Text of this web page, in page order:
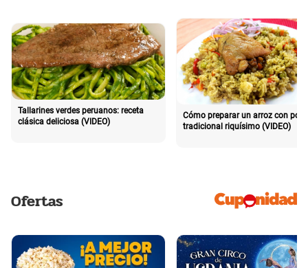
Tallarines verdes peruanos: receta
clásica deliciosa (VIDEO)
Cómo preparar un arroz con pollo
tradicional riquísimo (VIDEO)
Ofertas